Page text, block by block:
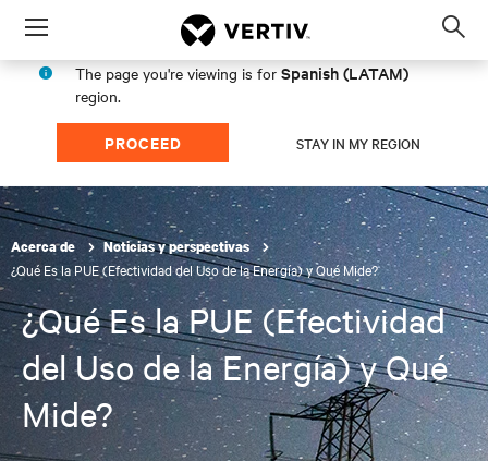
Menu
The page you're viewing is for Spanish (LATAM)
region.
PROCEED STAY IN MY REGION
Acerca de Noticias y perspectivas
¿Qué Es la PUE (Efectividad del Uso de la Energía) y Qué Mide?
¿Qué Es la PUE (Efectividad
del Uso de la Energía) y Qué
Mide?